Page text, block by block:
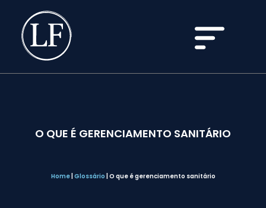
O QUE É GERENCIAMENTO SANITÁRIO
Home| Glossário O que é gerenciamento sanitário